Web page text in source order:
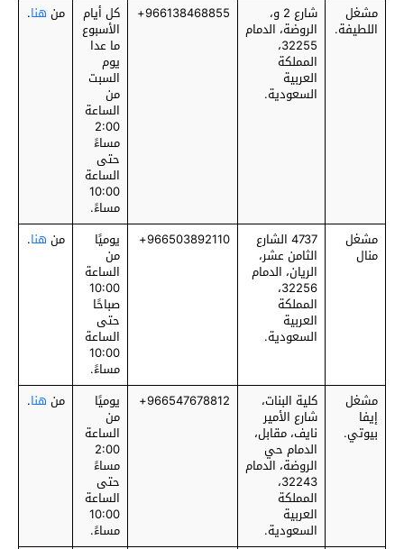
مشغل
اللطيفة.
شارع 2 و،
الروضة، الدمام
32255،
المملكة
العربية
السعودية.
‎966138468855+ كل أيام
الأسبوع
ما عدا
يوم
السبت
من
الساعة
2:00
مساءً
حتى
الساعة
10:00
مساءً.
من هنا.
مشغل
منال
4737 الشارع
الثامن عشر،
الريان، الدمام
32256،
المملكة
العربية
السعودية.
‎966503892110+ يوميًا
من
الساعة
10:00
صباحًا
حتى
الساعة
10:00
مساءً.
من هنا.
مشغل
إيفا
بيوتي.
كلية البنات،
شارع الأمير
نايف، مقابل،
الدمام حي
الروضة، الدمام
32243،
المملكة
العربية
السعودية.
‎966547678812+ يوميًا
من
الساعة
2:00
مساءً
حتى
الساعة
10:00
مساءً.
من هنا.